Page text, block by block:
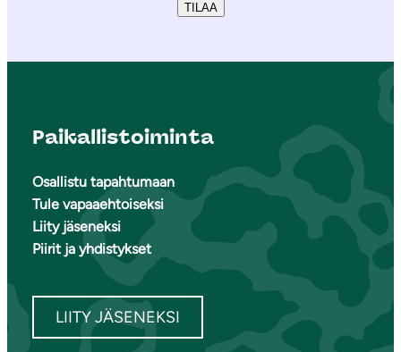
TILAA
Paikallistoiminta
Osallistu tapahtumaan
Tule vapaaehtoiseksi
Liity jäseneksi
Piirit ja yhdistykset
LIITY JÄSENEKSI